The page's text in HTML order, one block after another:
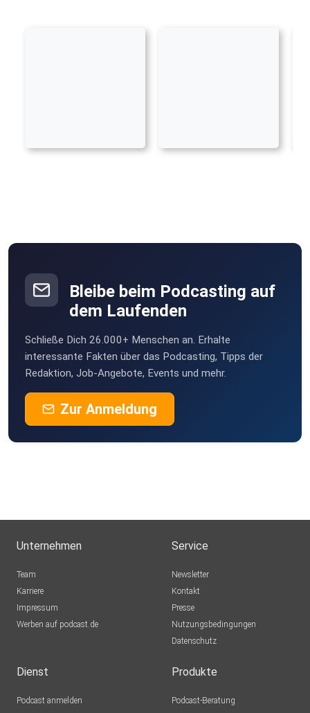
Bleibe beim Podcasting auf
dem Laufenden
Schließe Dich 26.000+ Menschen an. Erhalte
interessante Fakten über das Podcasting, Tipps der
Redaktion, Job-Angebote, Events und mehr.
Zur Anmeldung
Unternehmen
Team
Karriere
Impressum
Werben auf podcast.de
Service
Newsletter
Kontakt
Presse
Nutzungsbedingungen
Datenschutz
Dienst
Podcast anmelden
Produkte
Podcast-Beratung